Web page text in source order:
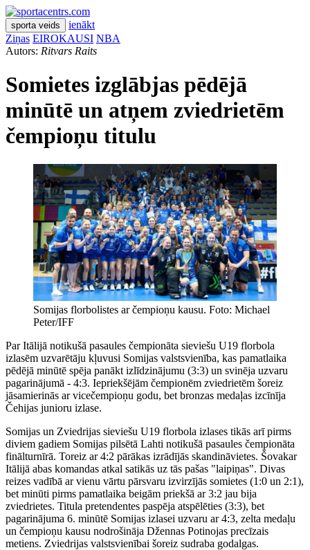
sporta veids
ienākt
Ziņas EIROKAUSI NBA
Autors: Ritvars Raits
Somietes izglābjas pēdējā
minūtē un atņem zviedrietēm
čempioņu titulu
Somijas florbolistes ar čempioņu kausu. Foto: Michael
Peter/IFF
Par Itālijā notikušā pasaules čempionāta sieviešu U19 florbola
izlasēm uzvarētāju kļuvusi Somijas valstsvienība, kas pamatlaika
pēdējā minūtē spēja panākt izlīdzinājumu (3:3) un svinēja uzvaru
pagarinājumā - 4:3. Iepriekšējām čempionēm zviedrietēm šoreiz
jāsamierinās ar vicečempioņu godu, bet bronzas medaļas izcīnīja
Čehijas junioru izlase.
Somijas un Zviedrijas sieviešu U19 florbola izlases tikās arī pirms
diviem gadiem Somijas pilsētā Lahti notikušā pasaules čempionāta
finālturnīrā. Toreiz ar 4:2 pārākas izrādījās skandināvietes. Šovakar
Itālijā abas komandas atkal satikās uz tās pašas "laipiņas". Divas
reizes vadībā ar vienu vārtu pārsvaru izvirzījās somietes (1:0 un 2:1),
bet minūti pirms pamatlaika beigām priekšā ar 3:2 jau bija
zviedrietes. Titula pretendentes paspēja atspēlēties (3:3), bet
pagarinājuma 6. minūtē Somijas izlasei uzvaru ar 4:3, zelta medaļu
un čempioņu kausu nodrošināja Džennas Potinojas precīzais
metiens. Zviedrijas valstsvienībai šoreiz sudraba godalgas.